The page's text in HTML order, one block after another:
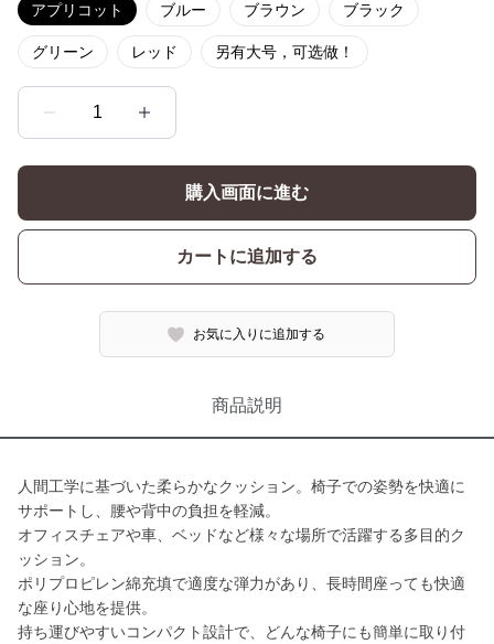
アプリコット ブルー ブラウン ブラック
グリーン レッド 另有大号，可选做！
1
購入画面に進む
カートに追加する
お気に入りに追加する
商品説明
人間工学に基づいた柔らかなクッション。椅子での姿勢を快適に
サポートし、腰や背中の負担を軽減。
オフィスチェアや車、ベッドなど様々な場所で活躍する多目的ク
ッション。
ポリプロピレン綿充填で適度な弾力があり、長時間座っても快適
な座り心地を提供。
持ち運びやすいコンパクト設計で、どんな椅子にも簡単に取り付